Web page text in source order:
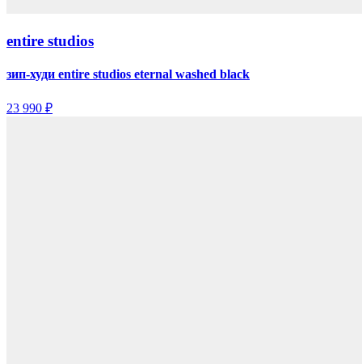
entire studios
зип-худи entire studios eternal washed black
23 990 ₽